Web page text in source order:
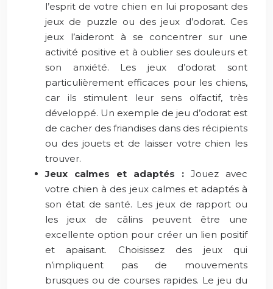
l’esprit de votre chien en lui proposant des
jeux de puzzle ou des jeux d’odorat. Ces
jeux l’aideront à se concentrer sur une
activité positive et à oublier ses douleurs et
son anxiété. Les jeux d’odorat sont
particulièrement efficaces pour les chiens,
car ils stimulent leur sens olfactif, très
développé. Un exemple de jeu d’odorat est
de cacher des friandises dans des récipients
ou des jouets et de laisser votre chien les
trouver.
Jeux calmes et adaptés : Jouez avec
votre chien à des jeux calmes et adaptés à
son état de santé. Les jeux de rapport ou
les jeux de câlins peuvent être une
excellente option pour créer un lien positif
et apaisant. Choisissez des jeux qui
n’impliquent pas de mouvements
brusques ou de courses rapides. Le jeu du